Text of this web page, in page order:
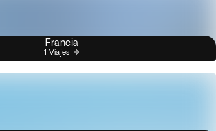
Francia
1 Viajes